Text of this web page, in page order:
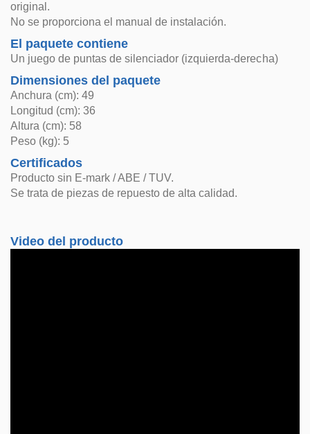
original.
No se proporciona el manual de instalación.
El paquete contiene
Un juego de puntas de silenciador (izquierda-derecha)
Dimensiones del paquete
Anchura (cm): 49
Longitud (cm): 36
Altura (cm): 58
Peso (kg): 5
Certificados
Producto sin E-mark / ABE / TUV.
Se trata de piezas de repuesto de alta calidad.
Video del producto